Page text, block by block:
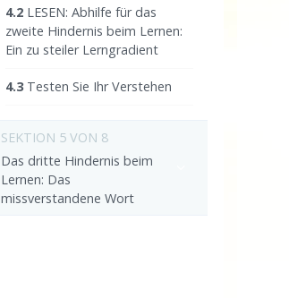
4.‎2 LESEN: Abhilfe für das
zweite Hindernis beim Lernen:
Ein zu steiler Lerngradient
4.‎3 Testen Sie Ihr Verstehen
SEKTION 5 VON 8
Das dritte Hindernis beim
Lernen: Das
missverstandene Wort